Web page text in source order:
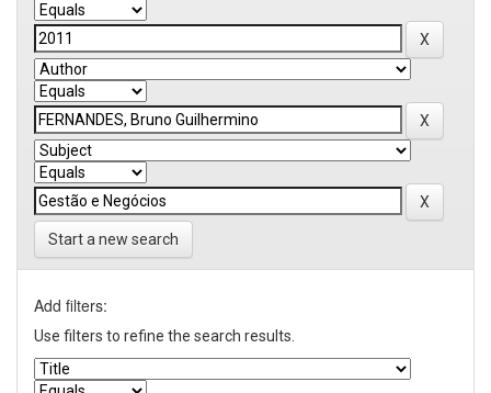
Start a new search
Add filters:
Use filters to refine the search results.